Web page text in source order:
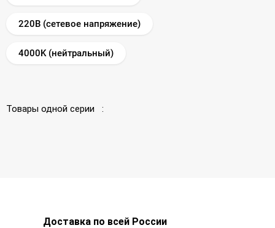
220В (сетевое напряжение)
4000K (нейтральный)
Товары одной серии :
Доставка по всей России